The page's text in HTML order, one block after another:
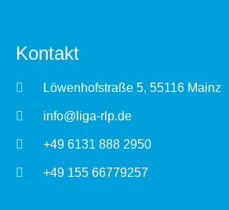
Kontakt
Löwenhofstraße 5, 55116 Mainz
info@liga-rlp.de
+49 6131 888 2950
+49 155 66779257